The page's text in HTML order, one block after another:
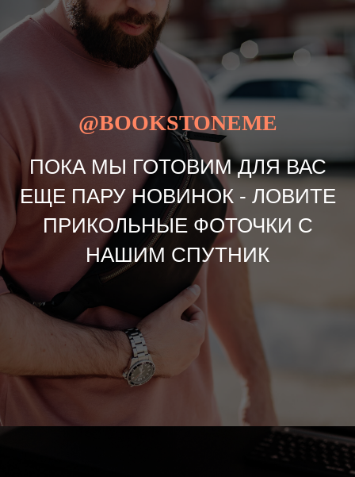
@BOOKSTONEME
ПОКА МЫ ГОТОВИМ ДЛЯ ВАС
ЕЩЕ ПАРУ НОВИНОК - ЛОВИТЕ
ПРИКОЛЬНЫЕ ФОТОЧКИ С
НАШИМ СПУТНИК